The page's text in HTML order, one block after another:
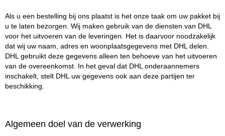
Als u een bestelling bij ons plaatst is het onze taak om uw pakket bij
u te laten bezorgen. Wij maken gebruik van de diensten van DHL
voor het uitvoeren van de leveringen. Het is daarvoor noodzakelijk
dat wij uw naam, adres en woonplaatsgegevens met DHL delen.
DHL gebruikt deze gegevens alleen ten behoeve van het uitvoeren
van de overeenkomst. In het geval dat DHL onderaannemers
inschakelt, stelt DHL uw gegevens ook aan deze partijen ter
beschikking.
Algemeen doel van de verwerking